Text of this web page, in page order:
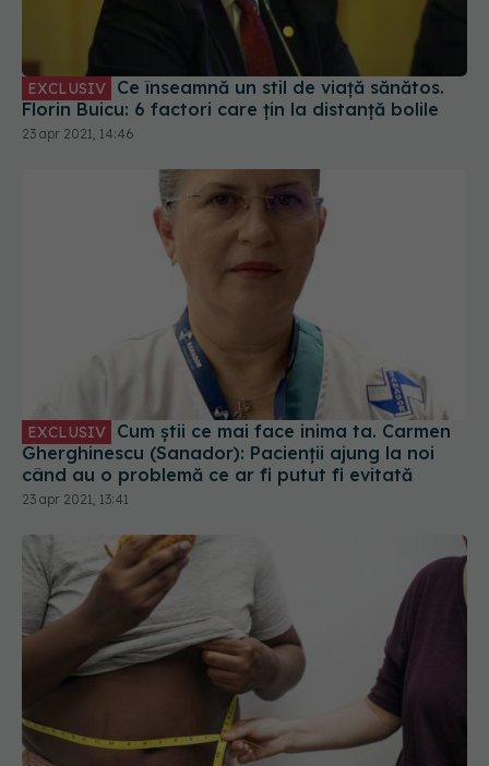
EXCLUSIV
Florin Buicu: 6 factori care țin la distanță bolile
23 apr 2021, 14:46
EXCLUSIV
Gherghinescu (Sanador): Pacienții ajung la noi
când au o problemă ce ar fi putut fi evitată
23 apr 2021, 13:41